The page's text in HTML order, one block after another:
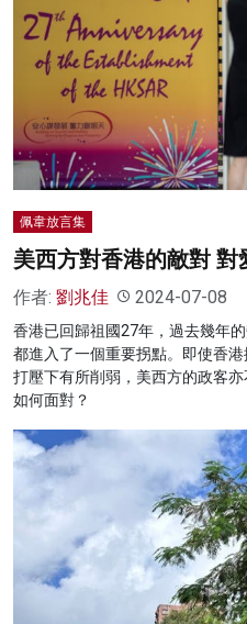
影片
名家榜
灼見活動
關於我們
佩韋放言集
美西方對香港的敵對 對
作者: 劉兆佳 2024-07-08
香港已回歸祖國27年，過去幾年
都進入了一個重要拐點。即使香
打壓下有所削弱，美西方的政客
如何面對？